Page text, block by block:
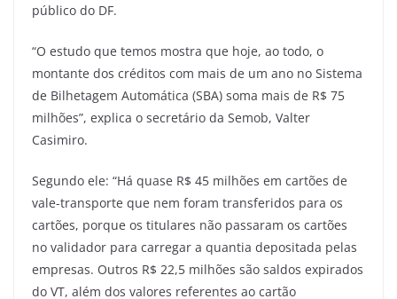
público do DF.
“O estudo que temos mostra que hoje, ao todo, o
montante dos créditos com mais de um ano no Sistema
de Bilhetagem Automática (SBA) soma mais de R$ 75
milhões”, explica o secretário da Semob, Valter
Casimiro.
Segundo ele: “Há quase R$ 45 milhões em cartões de
vale-transporte que nem foram transferidos para os
cartões, porque os titulares não passaram os cartões
no validador para carregar a quantia depositada pelas
empresas. Outros R$ 22,5 milhões são saldos expirados
do VT, além dos valores referentes ao cartão